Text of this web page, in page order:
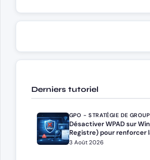
Derniers tutoriel
GPO - STRATÉGIE DE
Désactiver WPAD sur
Registre) pour renforcer
3 Août 2026